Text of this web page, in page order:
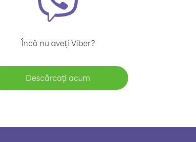
Încă nu aveți Viber?
Descărcați acum